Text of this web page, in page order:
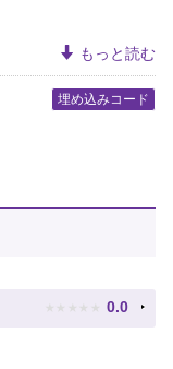
もっと読む
埋め込みコード
★ ★ ★ ★ ★ 0.0